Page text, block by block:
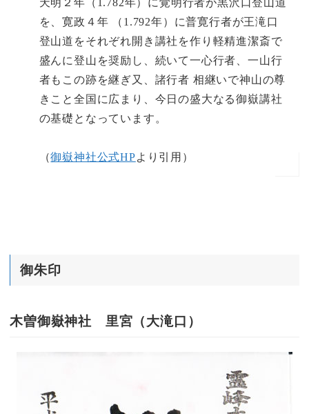
を、寛政４年 （1.792年）に普寛行者が王滝口
登山道をそれぞれ開き講社を作り軽精進潔斎で
盛んに登山を奨励し、続いて一心行者、一山行
者もこの跡を継ぎ又、諸行者 相継いで神山の尊
きこと全国に広まり、今日の盛大なる御嶽講社
の基礎となっています。
（御嶽神社公式HPより引用）
御朱印
木曽御嶽神社 里宮（大滝口）